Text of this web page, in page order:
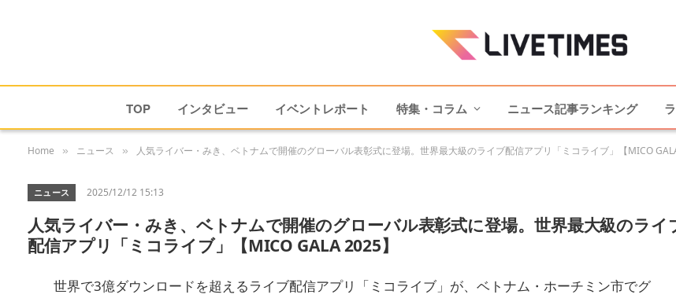
TOP インタビュー イベントレポート 特集・コラム ニュース記事ランキング
Home » ニュース » 人気ライバー・みき、ベトナムで開催のグローバル表彰式に登場。世界最大級のライブ配信アプリ「ミコライブ」【MICO
ニュース 2025/12/12 15:13
人気ライバー・みき、ベトナムで開催のグローバル表彰式に登場。世界最大級のライ
配信アプリ「ミコライブ」【MICO GALA 2025】
世界で3億ダウンロードを超えるライブ配信アプリ「ミコライブ」が、ベトナム・ホーチミン市でグ